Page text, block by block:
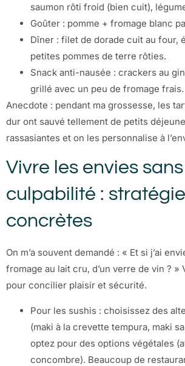
saumon rôti froid (bien cuit),
Goûter : pomme + fromage blanc
Dîner : filet de dorade cuit au four,
petites pommes de terre rôties.
Snack anti-nausée : crackers au
grillé avec un peu de fromage frais.
Anecdote : pendant ma grossesse, les
dur ont sauvé tellement de petits
rassasiantes et on les personnalise à
Vivre les envies sans
culpabilité :
concrètes
On m’a souvent demandé : « Et si j’ai
fromage au lait cru, d’un verre de vin ? »
pour concilier plaisir et sécurité.
Pour les sushis : choisissez des
(maki à la crevette tempura, maki
optez pour des options végétales
concombre). Beaucoup de